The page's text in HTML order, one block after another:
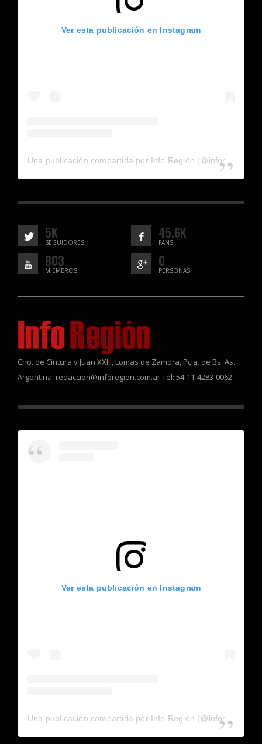
Ver esta publicación en Instagram
5K
SEGUIDORES
45.6K
FANS
803
MIEMBROS
0
PERSONAS
Cno. de Cintura y Juan XXIII, Lomas de Zamora, Pcia. de Bs. As.
Argentina. redaccion@inforegion.com.ar Tel: 54-11-4283-0062
Ver esta publicación en Instagram